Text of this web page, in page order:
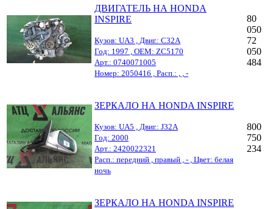
ДВИГАТЕЛЬ НА HONDA
INSPIRE
Кузов: UA3 , Двиг.: C32A
Год: 1997 , OEM: ZC5170
Арт.: 0740071005
Номер: 2050416 , Расп.: , , -
80
050
72
050
484
ЗЕРКАЛО НА HONDA INSPIRE
Кузов: UA5 , Двиг.: J32A
Год: 2000
Арт.: 2420022321
Расп.: передний , правый , - , Цвет: белая
ночь
800
750
234
ЗЕРКАЛО НА HONDA INSPIRE